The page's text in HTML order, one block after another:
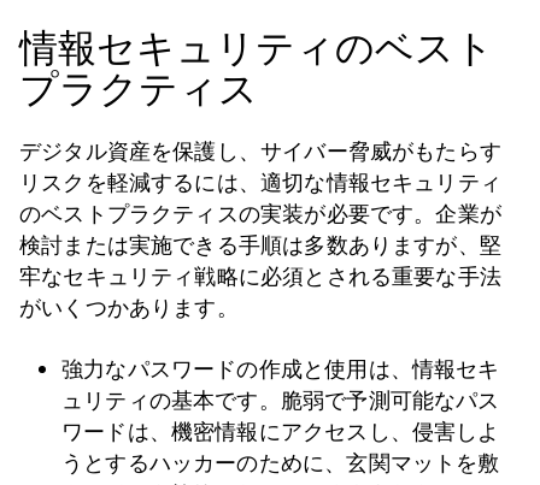
情報セキュリティのベスト
プラクティス
デジタル資産を保護し、サイバー脅威がもたらす
リスクを軽減するには、適切な情報セキュリティ
のベストプラクティスの実装が必要です。企業が
検討または実施できる手順は多数ありますが、堅
牢なセキュリティ戦略に必須とされる重要な手法
がいくつかあります。
強力なパスワードの作成と使用は、情報セキ
ュリティの基本です。脆弱で予測可能なパス
ワードは、機密情報にアクセスし、侵害しよ
うとするハッカーのために、玄関マットを敷